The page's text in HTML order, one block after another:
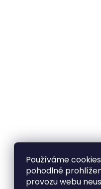
Používáme
pohodlné
provozu webu